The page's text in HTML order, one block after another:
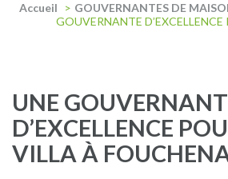
Accueil > GOUVERNANTES DE
GOUVERNANTE
UNE
D’EXCELLENCE
VILLA À